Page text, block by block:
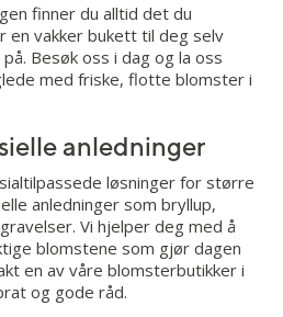
finner du alltid det du
en vakker bukett til deg selv
Besøk oss i dag og la oss
med friske, flotte blomster i
anledninger
løsninger for større
anledninger som bryllup,
Vi hjelper deg med å
blomstene som gjør dagen
en av våre blomsterbutikker i
og gode råd.